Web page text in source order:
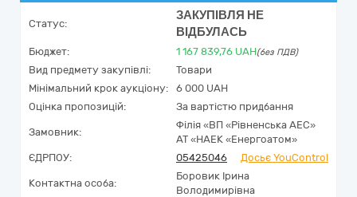
Статус:
ЗАКУПІВЛЯ НЕ
ВІДБУЛАСЬ
Бюджет: 1 167 839,76 UAH(без ПДВ)
Вид предмету закупівлі:
Товари
Мінімальний крок аукціону:
6 000 UAH
Оцінка пропозицій:
За вартістю придбання
Замовник:
Філія «ВП «Рівненська АЕС»
АТ «НАЕК «Енергоатом»
ЄДРПОУ:
05425046 Досьє YouControl
Контактна особа:
Боровик Ірина
Володимирівна